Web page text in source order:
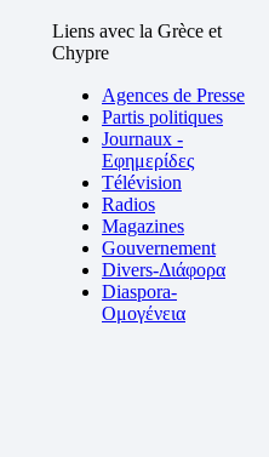
Liens avec la Grèce et
Chypre
Agences de Presse
Partis politiques
Journaux -
Εφημερίδες
Télévision
Radios
Magazines
Gouvernement
Divers-Διάφορα
Diaspora-
Ομογένεια